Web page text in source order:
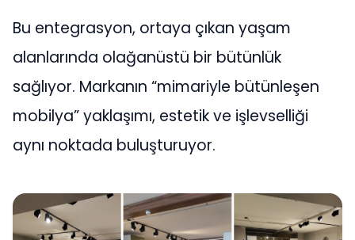
Bu entegrasyon, ortaya çıkan yaşam
alanlarında olağanüstü bir bütünlük
sağlıyor. Markanın “mimariyle bütünleşen
mobilya” yaklaşımı, estetik ve işlevselliği
aynı noktada buluşturuyor.